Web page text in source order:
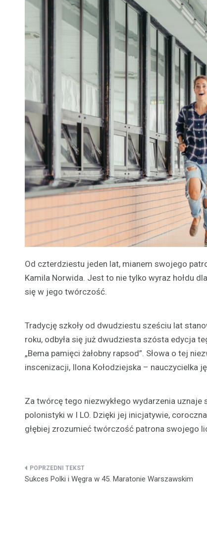
Od czterdziestu jeden lat, mianem swojego
Kamila Norwida. Jest to nie tylko wyraz hołdu
się w jego twórczość.
Tradycję szkoły od dwudziestu sześciu lat
roku, odbyła się już dwudziesta szósta edycja
„Bema pamięci żałobny rapsod”. Słowa o tej
inscenizacji, Ilona Kołodziejska – nauczycielka
Za twórcę tego niezwykłego wydarzenia uznaje
polonistyki w I LO. Dzięki jej inicjatywie,
głębiej zrozumieć twórczość patrona swojego
Nawigacja
Sukces Polki i Węgra w 45. Maratonie Warszawskim